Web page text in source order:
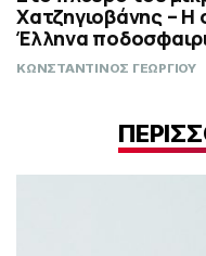
Χατζηγιοβάνης – Η
Έλληνα
ΚΩΝΣΤΑΝΤΙΝΟΣ ΓΕΩΡΓΙΟΥ